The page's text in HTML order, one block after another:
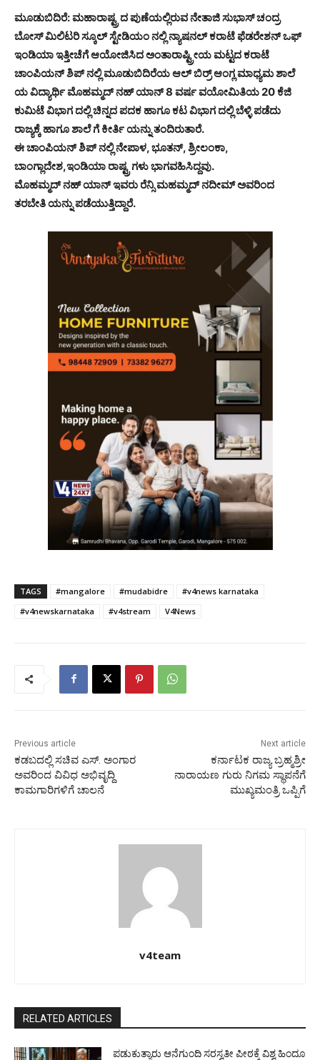
ಮೂಡುಬಿದಿರೆ: ಮಹಾರಾಷ್ಟ್ರ ದ ಪುಣೆಯಲ್ಲಿರುವ ನೇತಾಜಿ ಸುಭಾಸ್ ಚಂದ್ರ
ಬೋಸ್ ಮಿಲಿಟರಿ ಸ್ಕೂಲ್ ಸ್ಟೇಡಿಯಂ ನಲ್ಲಿ ನ್ಯಾಷನಲ್ ಕರಾಟೆ ಫೆಡರೇಶನ್ ಒಫ್
ಇಂಡಿಯಾ ಇತ್ತೀಚೆಗೆ ಆಯೋಜಿಸಿದ ಅಂತಾರಾಷ್ಟ್ರೀಯ ಮಟ್ಟದ ಕರಾಟೆ
ಚಾಂಪಿಯನ್ ಶಿಪ್ ನಲ್ಲಿ ಮೂಡುಬಿದಿರೆಯ ಆಲ್ ಬಿರ್ರ್ ಆಂಗ್ಲ ಮಾಧ್ಯಮ ಶಾಲೆ
ಯ ವಿದ್ಯಾರ್ಥಿ ಮೊಹಮ್ಮದ್ ನಹ್ ಯಾನ್ 8 ವರ್ಷ ವಯೋಮಿತಿಯ 20 ಕೆಜಿ
ಕುಮಿಟೆ ವಿಭಾಗ ದಲ್ಲಿ ಚಿನ್ನದ ಪದಕ ಹಾಗೂ ಕಟ ವಿಭಾಗ ದಲ್ಲಿ ಬೆಳ್ಳಿ ಪಡೆದು
ರಾಜ್ಯಕ್ಕೆ ಹಾಗೂ ಶಾಲೆ ಗೆ ಕೀರ್ತಿ ಯನ್ನು ತಂದಿರುತಾರೆ.
ಈ ಚಾಂಪಿಯನ್ ಶಿಪ್ ನಲ್ಲಿ ನೇಪಾಳ, ಭೂತನ್, ಶ್ರೀಲಂಕಾ,
ಬಾಂಗ್ಲಾದೇಶ,ಇಂಡಿಯಾ ರಾಷ್ಟ್ರ ಗಳು ಭಾಗವಹಿಸಿದ್ದವು.
ಮೊಹಮ್ಮದ್ ನಹ್ ಯಾನ್ ಇವರು ರೆನ್ಸಿ ಮಹಮ್ಮದ್ ನದೀಮ್ ಅವರಿಂದ
ತರಬೇತಿ ಯನ್ನು ಪಡೆಯುತ್ತಿದ್ದಾರೆ.
TAGS #mangalore #mudabidre
#v4news karnataka
#v4newskarnataka
#v4stream V4News
Previous article
ಕಡಬದಲ್ಲಿ ಸಚಿವ ಎಸ್. ಅಂಗಾರ
ಅವರಿಂದ ವಿವಿಧ ಅಭಿವೃದ್ದಿ
ಕಾಮಗಾರಿಗಳಿಗೆ ಚಾಲನೆ
Next article
ಕರ್ನಾಟಕ ರಾಜ್ಯ ಬ್ರಹ್ಮಶ್ರೀ
ನಾರಾಯಣ ಗುರು ನಿಗಮ ಸ್ಥಾಪನೆಗೆ
ಮುಖ್ಯಮಂತ್ರಿ ಒಪ್ಪಿಗೆ
v4team
RELATED ARTICLES
ಪಡುಕುತ್ಯಾರು ಆನೆಗುಂದಿ ಸರಸ್ವತೀ ಪೀಠಕ್ಕೆ ವಿಶ್ವ ಹಿಂದೂ